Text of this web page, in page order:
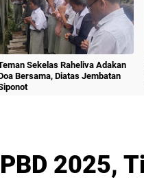
Sekelas Raheliva Adakan
Bersama, Diatas Jembatan
2025,